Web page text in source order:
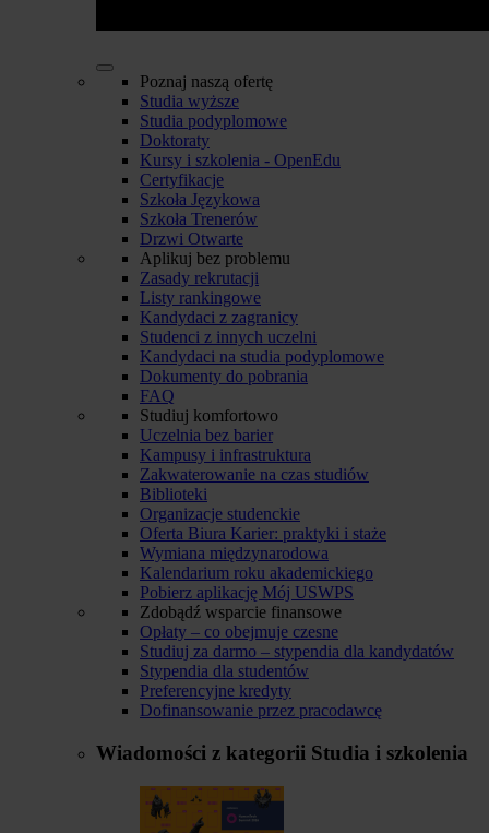
Poznaj naszą ofertę
Studia wyższe
Studia podyplomowe
Doktoraty
Kursy i szkolenia - OpenEdu
Certyfikacje
Szkoła Językowa
Szkoła Trenerów
Drzwi Otwarte
Aplikuj bez problemu
Zasady rekrutacji
Listy rankingowe
Kandydaci z zagranicy
Studenci z innych uczelni
Kandydaci na studia podyplomowe
Dokumenty do pobrania
FAQ
Studiuj komfortowo
Uczelnia bez barier
Kampusy i infrastruktura
Zakwaterowanie na czas studiów
Biblioteki
Organizacje studenckie
Oferta Biura Karier: praktyki i staże
Wymiana międzynarodowa
Kalendarium roku akademickiego
Pobierz aplikację Mój USWPS
Zdobądź wsparcie finansowe
Opłaty – co obejmuje czesne
Studiuj za darmo – stypendia dla kandydatów
Stypendia dla studentów
Preferencyjne kredyty
Dofinansowanie przez pracodawcę
Wiadomości z kategorii Studia i szkolenia